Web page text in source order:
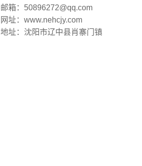
邮箱：50896272@qq.com
网址：www.nehcjy.com
地址：沈阳市辽中县肖寨门镇